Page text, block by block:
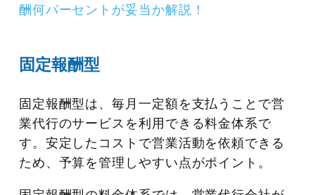
酬何パーセントが妥当か解説！
固定報酬型
固定報酬型は、毎月一定額を支払うことで営
業代行のサービスを利用できる料金体系で
す。安定したコストで営業活動を依頼できる
ため、予算を管理しやすい点がポイント。